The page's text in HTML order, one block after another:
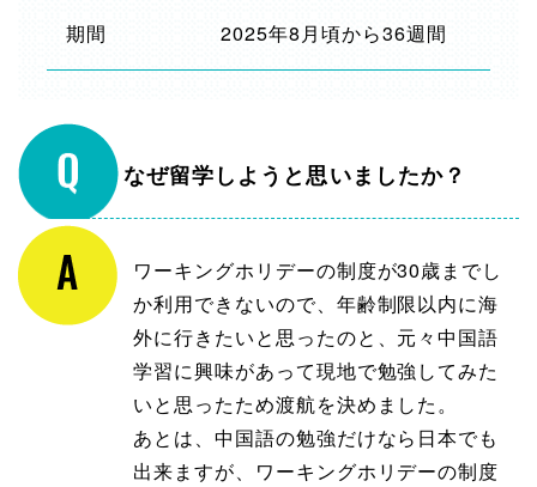
期間 2025年8月頃から36週間
なぜ留学しようと思いましたか？
ワーキングホリデーの制度が30歳までし
か利用できないので、年齢制限以内に海
外に行きたいと思ったのと、元々中国語
学習に興味があって現地で勉強してみた
いと思ったため渡航を決めました。
あとは、中国語の勉強だけなら日本でも
出来ますが、ワーキングホリデーの制度